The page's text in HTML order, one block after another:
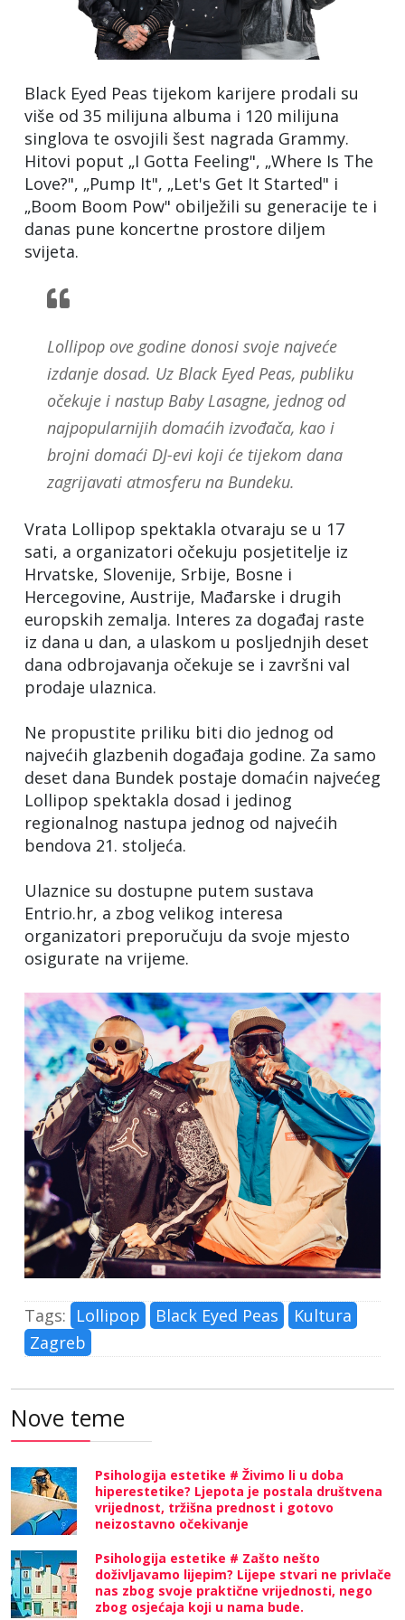
Black Eyed Peas tijekom karijere prodali su
više od 35 milijuna albuma i 120 milijuna
singlova te osvojili šest nagrada Grammy.
Hitovi poput „I Gotta Feeling", „Where Is The
Love?", „Pump It", „Let's Get It Started" i
„Boom Boom Pow" obilježili su generacije te i
danas pune koncertne prostore diljem
svijeta.
Lollipop ove godine donosi svoje najveće
izdanje dosad. Uz Black Eyed Peas, publiku
očekuje i nastup Baby Lasagne, jednog od
najpopularnijih domaćih izvođača, kao i
brojni domaći DJ-evi koji će tijekom dana
zagrijavati atmosferu na Bundeku.
Vrata Lollipop spektakla otvaraju se u 17
sati, a organizatori očekuju posjetitelje iz
Hrvatske, Slovenije, Srbije, Bosne i
Hercegovine, Austrije, Mađarske i drugih
europskih zemalja. Interes za događaj raste
iz dana u dan, a ulaskom u posljednjih deset
dana odbrojavanja očekuje se i završni val
prodaje ulaznica.
Ne propustite priliku biti dio jednog od
najvećih glazbenih događaja godine. Za samo
deset dana Bundek postaje domaćin najvećeg
Lollipop spektakla dosad i jedinog
regionalnog nastupa jednog od najvećih
bendova 21. stoljeća.
Ulaznice su dostupne putem sustava
Entrio.hr, a zbog velikog interesa
organizatori preporučuju da svoje mjesto
osigurate na vrijeme.
Tags: Lollipop Black Eyed Peas
Kultura
Zagreb
Nove teme
Psihologija estetike # Živimo li u doba
hiperestetike? Ljepota je postala društvena
vrijednost, tržišna prednost i gotovo
neizostavno očekivanje
Psihologija estetike # Zašto nešto
doživljavamo lijepim? Lijepe stvari ne privlače
nas zbog svoje praktične vrijednosti, nego
zbog osjećaja koji u nama bude.